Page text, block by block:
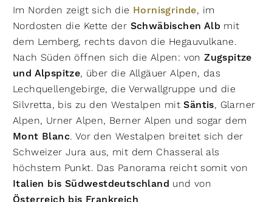
Im Norden zeigt sich die Hornisgrinde, im
Nordosten die Kette der Schwäbischen Alb mit
dem Lemberg, rechts davon die Hegauvulkane.
Nach Süden öffnen sich die Alpen: vonZugspitze
und Alpspitze, über die Allgäuer Alpen, das
Lechquellengebirge, die Verwallgruppe und die
Silvretta, bis zu den Westalpen mit Säntis, Glarner
Alpen, Urner Alpen, Berner Alpen und sogar dem
Mont Blanc. Vor den Westalpen breitet sich der
Schweizer Jura aus, mit dem Chasseral als
höchstem Punkt. Das Panorama reicht somit von
Italien bis Südwestdeutschland und von
Österreich bis Frankreich.